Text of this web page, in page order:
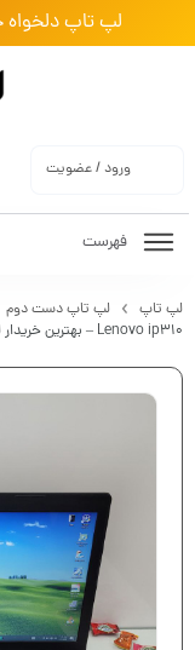
لپ تاپ دلخواه
ورود / عضویت
فهرست
لپ تاپ لپ تاپ دست دوم
Lenovo ip310 – بهترین خریدار لپ تاپ دست دوم در تهران